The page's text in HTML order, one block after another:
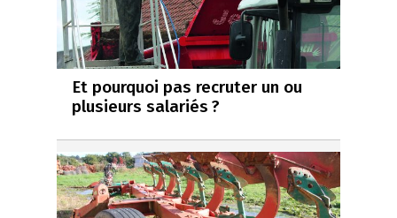
Et pourquoi pas recruter un ou
plusieurs salariés ?